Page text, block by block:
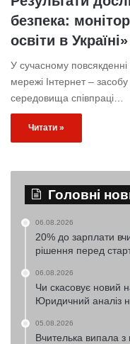
безпека:
освіти в Україні»
У сучасному повсякденні
мережі Інтернет –
середовища співпраці…
Читати »
Головні
06.08.2026
20% до зарплати
рішення перед
06.08.2026
Чи скасовує новий
Юридичний аналіз
05.08.2026
Вчителька випала з